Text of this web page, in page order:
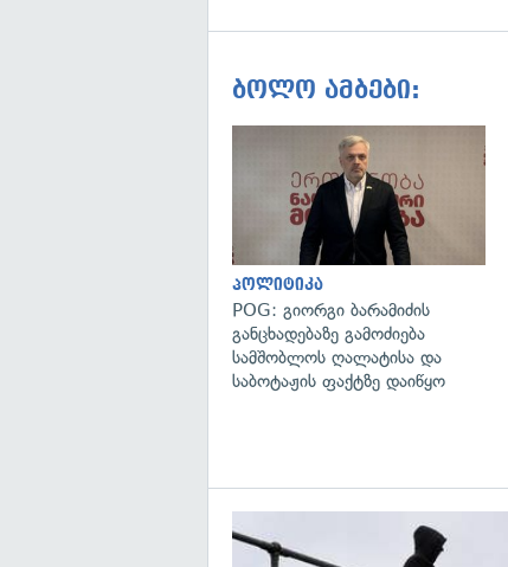
ბოლო ამბები:
პოლიტიკა
POG: გიორგი ბარამიძის
განცხადებაზე გამოძიება
სამშობლოს ღალატისა და
საბოტაჟის ფაქტზე დაიწყო